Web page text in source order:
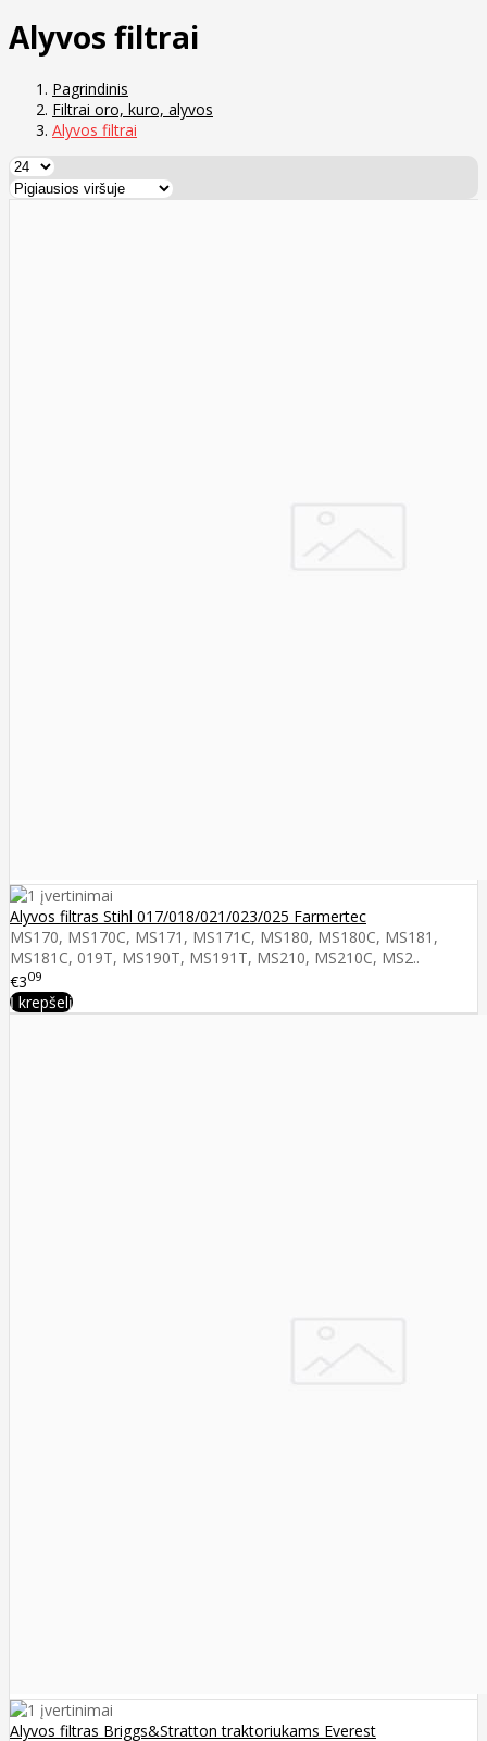
Alyvos filtrai
Pagrindinis
Filtrai oro, kuro, alyvos
Alyvos filtrai
Alyvos filtras Stihl 017/018/021/023/025 Farmertec
MS170, MS170C, MS171, MS171C, MS180, MS180C, MS181,
MS181C, 019T, MS190T, MS191T, MS210, MS210C, MS2..
€309
Į krepšelį
Alyvos filtras Briggs&Stratton traktoriukams Everest